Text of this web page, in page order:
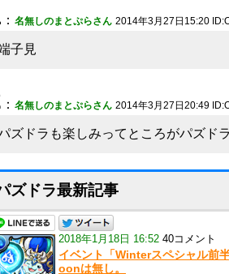
： 名無しのまとぷらさん 2014年3月27日15:20
子見
： 名無しのまとぷらさん 2014年3月27日20:49
ズドラも楽しみってところがパズド
ズドラ最新記事
2018年1月18日 16:52 40コメント
イベント「Winterスペシャル前
oonは無し。